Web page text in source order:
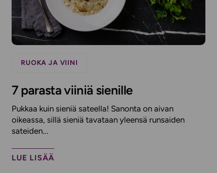
RUOKA JA VIINI
7 parasta viiniä sienille
Pukkaa kuin sieniä sateella! Sanonta on aivan
oikeassa, sillä sieniä tavataan yleensä runsaiden
sateiden...
LUE LISÄÄ